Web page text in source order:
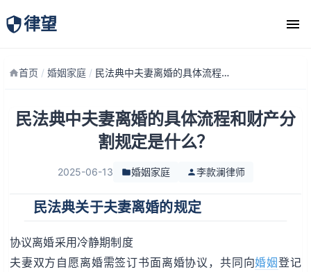
律望
律师团队
首页 / 婚姻家庭 / 民法典中夫妻离婚的具体流程和财产分割规定是什么？
民法典中夫妻离婚的具体流程和财产分
割规定是什么？
2025-06-13 婚姻家庭 李款澜律师
民法典关于夫妻离婚的规定
协议离婚采用冷静期制度
夫妻双方自愿离婚需签订书面离婚协议，共同向婚姻登记